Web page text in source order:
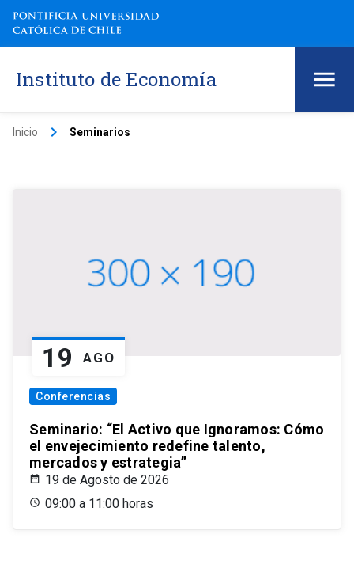
Instituto de Economía
Inicio keyboard_arrow_right Seminarios
19 AGO
Conferencias
Seminario: “El Activo que Ignoramos: Cómo
el envejecimiento redefine talento,
mercados y estrategia”
19 de Agosto de 2026
09:00 a 11:00 horas